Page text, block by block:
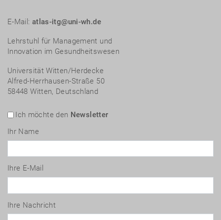
E-Mail: atlas-itg@uni-wh.de
Lehrstuhl für Management und
Innovation im Gesundheitswesen
Universität Witten/Herdecke
Alfred-Herrhausen-Straße 50
58448 Witten, Deutschland
Ich möchte den Newsletter
Ihr Name
Ihre E-Mail
Ihre Nachricht